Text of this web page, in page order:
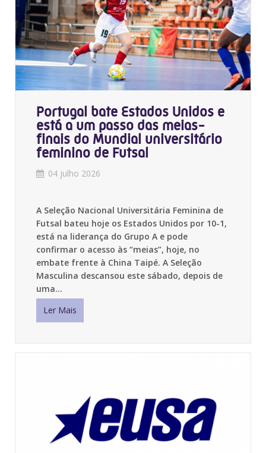
Portugal bate Estados Unidos e
está a um passo das meias-
finais do Mundial universitário
feminino de Futsal
04 julho 2026
A Seleção Nacional Universitária Feminina de
Futsal bateu hoje os Estados Unidos por 10-1,
está na liderança do Grupo A e pode
confirmar o acesso às “meias”, hoje, no
embate frente à China Taipé. A Seleção
Masculina descansou este sábado, depois de
uma…
Ler Mais